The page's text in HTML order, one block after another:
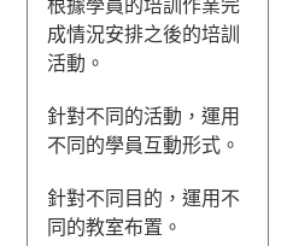
根據學員的培訓作業完
成情況安排之後的培訓
活動。
針對不同的活動，運用
不同的學員互動形式。
針對不同目的，運用不
同的教室布置。